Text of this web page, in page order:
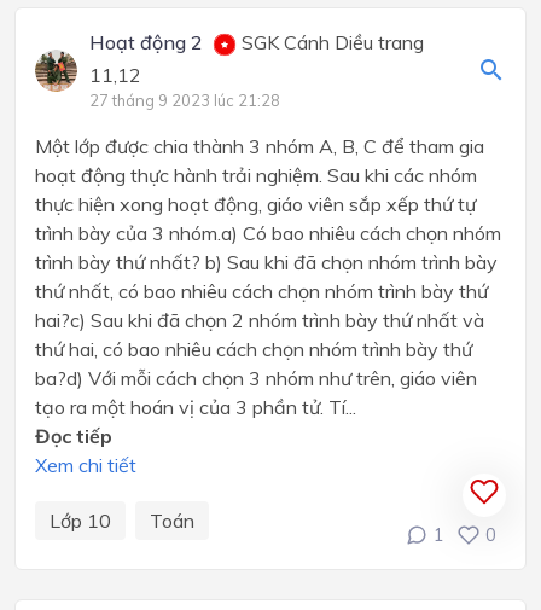
Hoạt động 2
SGK Cánh Diều trang
11,12
27 tháng 9 2023 lúc 21:28
Một lớp được chia thành 3 nhóm A, B, C để tham gia
hoạt động thực hành trải nghiệm. Sau khi các nhóm
thực hiện xong hoạt động, giáo viên sắp xếp thứ tự
trình bày của 3 nhóm.a) Có bao nhiêu cách chọn nhóm
trình bày thứ nhất? b) Sau khi đã chọn nhóm trình bày
thứ nhất, có bao nhiêu cách chọn nhóm trình bày thứ
hai?c) Sau khi đã chọn 2 nhóm trình bày thứ nhất và
thứ hai, có bao nhiêu cách chọn nhóm trình bày thứ
ba?d) Với mỗi cách chọn 3 nhóm như trên, giáo viên
tạo ra một hoán vị của 3 phần tử. Tí...
Đọc tiếp
Xem chi tiết
Lớp 10 Toán
1 0